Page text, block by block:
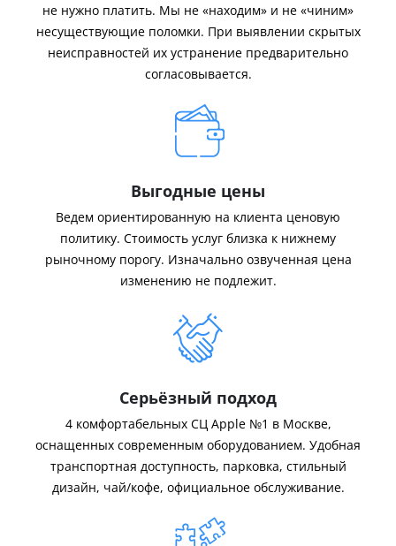
не нужно платить. Мы не «находим» и не «чиним»
несуществующие поломки. При выявлении скрытых
неисправностей их устранение предварительно
согласовывается.
Выгодные цены
Ведем ориентированную на клиента ценовую
политику. Стоимость услуг близка к нижнему
рыночному порогу. Изначально озвученная цена
изменению не подлежит.
Серьёзный подход
4 комфортабельных СЦ Apple №1 в Москве,
оснащенных современным оборудованием. Удобная
транспортная доступность, парковка, стильный
дизайн, чай/кофе, официальное обслуживание.